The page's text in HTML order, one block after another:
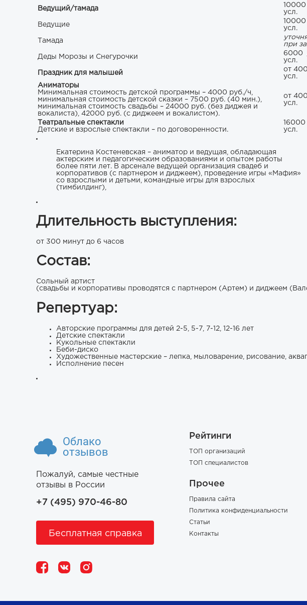
Ведущий/тамада
10000
усл.
Ведущие
10000
усл.
Тамада
при
Деды Морозы и Снегурочки
6000
усл.
Праздник для малышей
от
усл.
Аниматоры
Минимальная стоимость детской программы – 4000 руб./ч,
минимальная стоимость детской сказки – 7500 руб. (40 мин.),
минимальная стоимость свадьбы – 24000 руб. (без диджея и
вокалиста), 42000 руб. (с диджеем и вокалистом).
от
усл.
Театральные спектакли
Детские и взрослые спектакли – по договоренности.
16000
усл.
Екатерина Костеневская – аниматор и ведущая, обладающая
актерским и педагогическим образованиями и опытом работы
более пяти лет. В арсенале ведущей организация свадеб и
корпоративов (с партнером и диджеем), проведение игры «Мафия»
со взрослыми и детьми, командные игры для взрослых
(тимбилдинг),
Длительность выступления:
от 300 минут до 6 часов
Состав:
Сольный артист
(свадьбы и корпоративы проводятся с партнером (Артем) и диджеем
Репертуар:
Авторские программы для детей 2-5, 5-7, 7-12, 12-16 лет
Детские спектакли
Кукольные спектакли
Беби-диско
Художественные мастерские – лепка, мыловарение, рисование,
Исполнение песен
Облако
отзывов
Пожалуй, самые честные
отзывы в России
+7 (495) 970-46-80
Бесплатная справка
Рейтинги
ТОП организаций
ТОП специалистов
Прочее
Правила сайта
Политика конфиденциальности
Статьи
Контакты